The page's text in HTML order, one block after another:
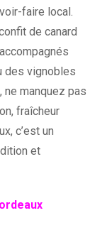
faire local.
de canard
des vignobles
ne manquez pas
fraîcheur
c’est un
et